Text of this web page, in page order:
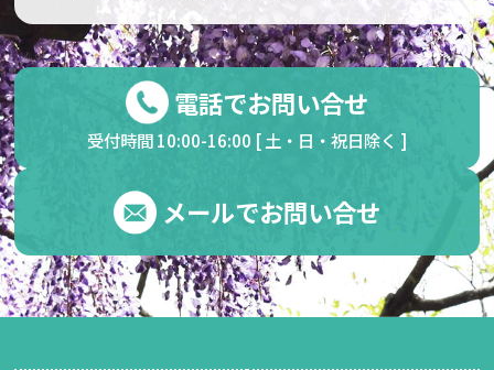
電話でお問い合せ
受付時間 10:00-16:00 [ 土・日・祝日除く ]
メールでお問い合せ